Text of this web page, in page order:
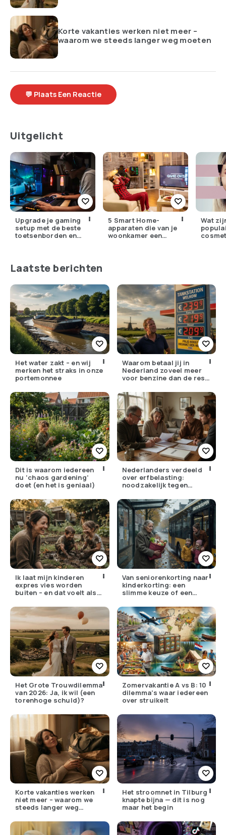
Korte vakanties werken niet meer –
waarom we steeds langer weg moeten
💬 Plaats Een Reactie
Uitgelicht
Upgrade je gaming
setup met de beste
toetsenborden en
5 Smart Home-
apparaten die van je
woonkamer een
Wat
Laatste berichten
Het water zakt – en wij
merken het straks in onze
portemonnee
Waarom betaal jij in
Nederland zoveel meer
voor benzine dan de rest
Dit is waarom iedereen
nu ‘chaos gardening’
doet (en het is geniaal)
Nederlanders verdeeld
over erfbelasting:
noodzakelijk tegen
Ik laat mijn kinderen
expres vies worden
buiten – en dat voelt als
Van seniorenkorting naar
kinderkorting: een
slimme keuze of een
Het Grote Trouwdilemma
van 2026: Ja, ik wil (een
torenhoge schuld)?
Zomervakantie A vs B: 10
dilemma’s waar iedereen
over struikelt
Korte vakanties werken
niet meer – waarom we
steeds langer weg
Het stroomnet in Tilburg
knapte bijna — dit is nog
maar het begin